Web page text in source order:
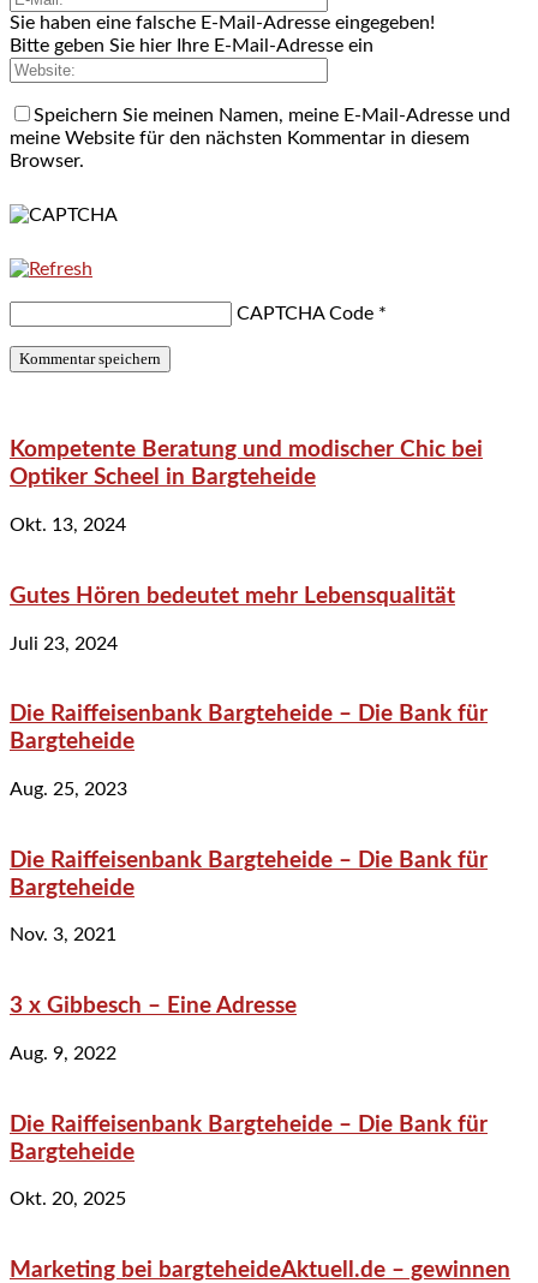
Sie haben eine falsche E-Mail-Adresse eingegeben!
Bitte geben Sie hier Ihre E-Mail-Adresse ein
Speichern Sie meinen Namen, meine E-Mail-Adresse und
meine Website für den nächsten Kommentar in diesem
Browser.
CAPTCHA Code *
Kompetente Beratung und modischer Chic bei
Optiker Scheel in Bargteheide
Okt. 13, 2024
Gutes Hören bedeutet mehr Lebensqualität
Juli 23, 2024
Die Raiffeisenbank Bargteheide – Die Bank für
Bargteheide
Aug. 25, 2023
Die Raiffeisenbank Bargteheide – Die Bank für
Bargteheide
Nov. 3, 2021
3 x Gibbesch – Eine Adresse
Aug. 9, 2022
Die Raiffeisenbank Bargteheide – Die Bank für
Bargteheide
Okt. 20, 2025
Marketing bei bargteheideAktuell.de – gewinnen